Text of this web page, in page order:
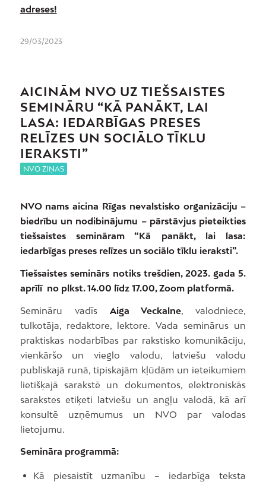
adreses!
29/03/2023
AICINĀM NVO UZ TIEŠSAISTES
SEMINĀRU “KĀ PANĀKT, LAI
LASA: IEDARBĪGAS PRESES
RELĪZES UN SOCIĀLO TĪKLU
IERAKSTI”
NVO ZIŅAS
NVO nams aicina Rīgas nevalstisko organizāciju –
biedrību un nodibinājumu – pārstāvjus pieteikties
tiešsaistes semināram “Kā panākt, lai lasa:
iedarbīgas preses relīzes un sociālo tīklu ieraksti”.
Tiešsaistes seminārs notiks trešdien, 2023. gada 5.
aprīlī no plkst. 14.00 līdz 17.00, Zoom platformā.
Semināru vadīs Aiga Veckalne, valodniece,
tulkotāja, redaktore, lektore. Vada seminārus un
praktiskas nodarbības par rakstisko komunikāciju,
vienkāršo un vieglo valodu, latviešu valodu
publiskajā runā, tipiskajām kļūdām un ieteikumiem
lietišķajā sarakstē un dokumentos, elektroniskās
sarakstes etiķeti latviešu un angļu valodā, kā arī
konsultē uzņēmumus un NVO par valodas
lietojumu.
Semināra programmā:
Kā piesaistīt uzmanību – iedarbīga teksta